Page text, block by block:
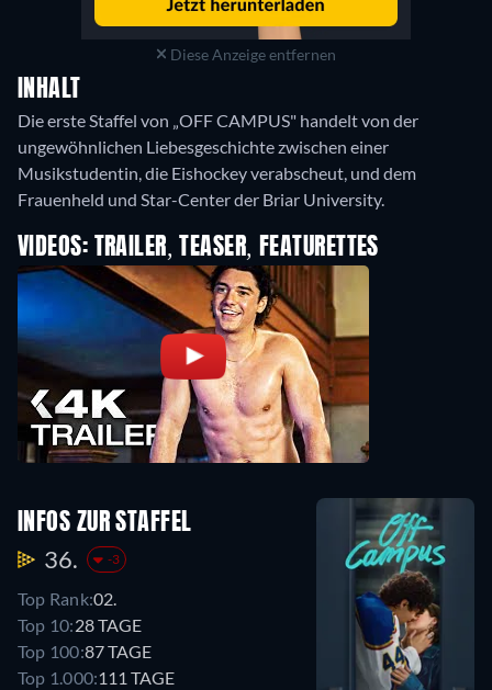
Diese Anzeige entfernen
INHALT
Die erste Staffel von „OFF CAMPUS" handelt von der
ungewöhnlichen Liebesgeschichte zwischen einer
Musikstudentin, die Eishockey verabscheut, und dem
Frauenheld und Star-Center der Briar University.
VIDEOS: TRAILER, TEASER, FEATURETTES
INFOS ZUR STAFFEL
36. -3
Top Rank:02.
Top 10:28 TAGE
Top 100:87 TAGE
Top 1.000:111 TAGE